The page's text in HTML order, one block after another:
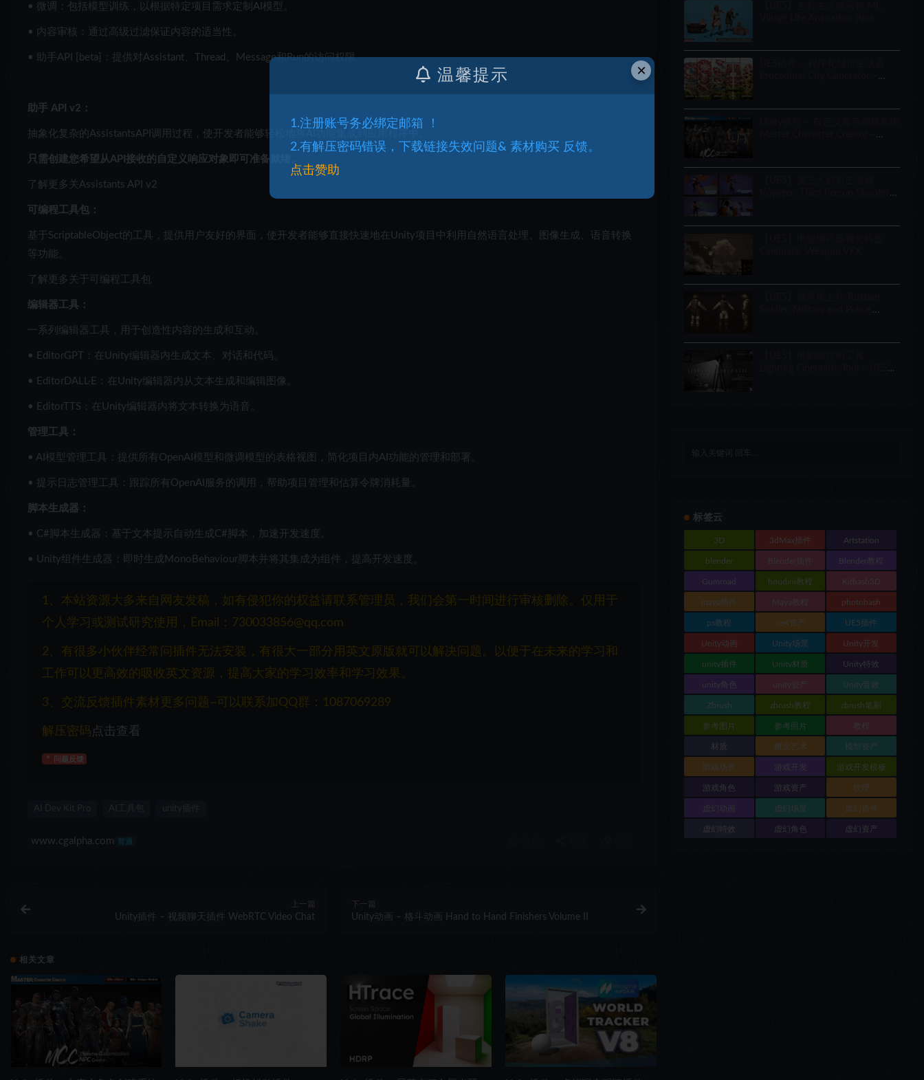
• 微调：包括模型训练，以根据特定项目需求定制AI模型。
• 内容审核：通过高级过滤保证内容的适当性。
• 助手API [beta]：提供对Assistant、Thread、Message和Run的访问权限。
助手 API v2：
抽象化复杂的AssistantsAPI调用过程，使开发者能够轻松地将AI功能集成到应用程序中。
只需创建您希望从API接收的自定义响应对象即可准备就绪。
了解更多关Assistants API v2
可编程工具包：
基于ScriptableObject的工具，提供用户友好的界面，使开发者能够直接快速地在Unity项目中利用自然语言处理、图像生成、语音转换
等功能。
了解更多关于可编程工具包
编辑器工具：
一系列编辑器工具，用于创造性内容的生成和互动。
• EditorGPT：在Unity编辑器内生成文本、对话和代码。
• EditorDALL·E：在Unity编辑器内从文本生成和编辑图像。
• EditorTTS：在Unity编辑器内将文本转换为语音。
管理工具：
• AI模型管理工具：提供所有OpenAI模型和微调模型的表格视图，简化项目内AI功能的管理和部署。
• 提示日志管理工具：跟踪所有OpenAI服务的调用，帮助项目管理和估算令牌消耗量。
脚本生成器：
• C#脚本生成器：基于文本提示自动生成C#脚本，加速开发速度。
• Unity组件生成器：即时生成MonoBehaviour脚本并将其集成为组件，提高开发速度。
1、本站资源大多来自网友发稿，如有侵犯你的权益请联系管理员，我们会第一时间进行审核删除。仅用于
个人学习或测试研究使用，Email：730033856@qq.com
2、有很多小伙伴经常问插件无法安装，有很大一部分用英文原版就可以解决问题。以便于在未来的学习和
工作可以更高效的吸收英文资源，提高大家的学习效率和学习效果。
3、交流反馈插件素材更多问题~可以联系加QQ群：1087069289
解压密码 点击查看
问题反馈
www.cgalpha.com
上一篇
Unity插件 – 视频聊天插件 WebRTC Video Chat
下一篇
Unity动画 – 格斗动画 Hand to Hand Finishers Volume II
相关文章
标签云
3D 3dMax插件 Artstation
blender Blender插件 Blender教程
Gumroad houdini教程 Kitbash3D
maya插件 Maya教程 photobash
ps教程 ue4资产 UE5插件
Unity动画 Unity场景 Unity开发
unity插件 Unity材质 Unity特效
unity角色 unity资产 Unity音效
Zbrush zbrush教程 zbrush笔刷
参考图片 参考照片 教程
材质 概念艺术 模型资产
游戏场景 游戏开发 游戏开发模板
游戏角色 游戏资产 纹理
虚幻动画 虚幻场景 虚幻插件
虚幻特效 虚幻角色 虚幻资产
×
温馨提示
1.注册账号务必绑定邮箱 ！
2.有解压密码错误，下载链接失效问题& 素材购买 反馈。
点击赞助